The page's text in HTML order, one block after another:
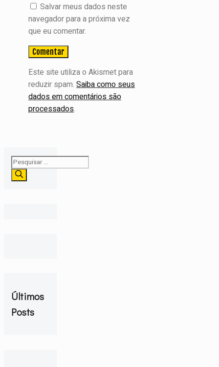
Salvar meus dados neste
navegador para a próxima vez
que eu comentar.
Este site utiliza o Akismet para
reduzir spam. Saiba como seus
dados em comentários são
processados.
Pesquisar
por:
Últimos
Posts